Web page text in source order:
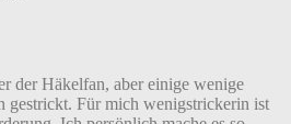
der Häkelfan, aber einige wenige
gestrickt. Für mich wenigstrickerin ist